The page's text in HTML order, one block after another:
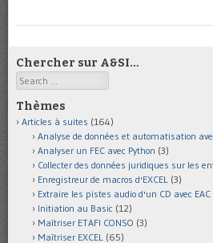
Chercher sur A&SI…
Search
Thèmes
Articles à suites (164)
Analyse de données et automatisation
Analyser un FEC avec Python (3)
Collecter des données juridiques sur les
Enregistreur de macros d'EXCEL (3)
Extraire les pistes audio d'un CD avec EAC
Initiation au Basic (12)
Maîtriser ETAFI CONSO (3)
Maîtriser EXCEL (65)